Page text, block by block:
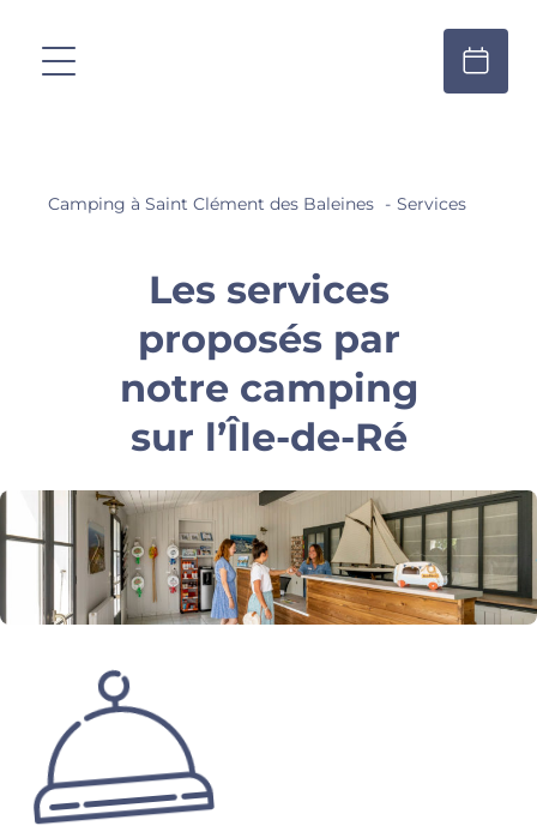
Camping à Saint Clément des Baleines Services
Les services
proposés par
notre camping
sur l’Île-de-Ré